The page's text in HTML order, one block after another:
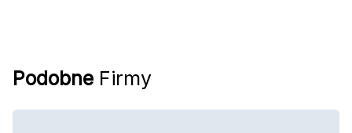
Podobne Firmy